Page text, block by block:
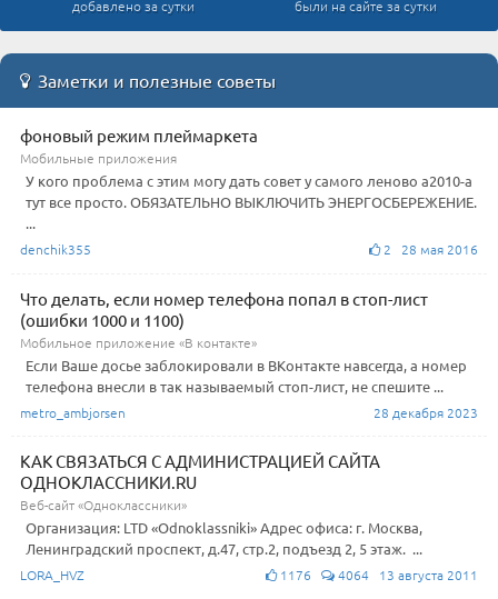
добавлено за сутки были на сайте за сутки
Заметки и полезные советы
фоновый режим плеймаркета
Мобильные приложения
У кого проблема с этим могу дать совет у самого леново а2010-а
тут все просто. ОБЯЗАТЕЛЬНО ВЫКЛЮЧИТЬ ЭНЕРГОСБЕРЕЖЕНИЕ.
...
denchik355 2 28 мая 2016
Что делать, если номер телефона попал в стоп-лист
(ошибки 1000 и 1100)
Мобильное приложение «В контакте»
Если Ваше досье заблокировали в ВКонтакте навсегда, а номер
телефона внесли в так называемый стоп-лист, не спешите ...
metro_ambjorsen 28 декабря 2023
КАК СВЯЗАТЬСЯ С АДМИНИСТРАЦИЕЙ САЙТА
ОДНОКЛАССНИКИ.RU
Веб-сайт «Одноклассники»
Организация: LTD «Odnoklassniki» Адрес офиса: г. Москва,
Ленинградский проспект, д.47, стр.2, подъезд 2, 5 этаж. ...
LORA_HVZ 1176 4064 13 августа 2011